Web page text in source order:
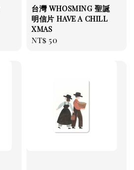
台灣 WHOSMING 聖誕
明信片 HAVE A CHILL
XMAS
Regular
NT$ 50